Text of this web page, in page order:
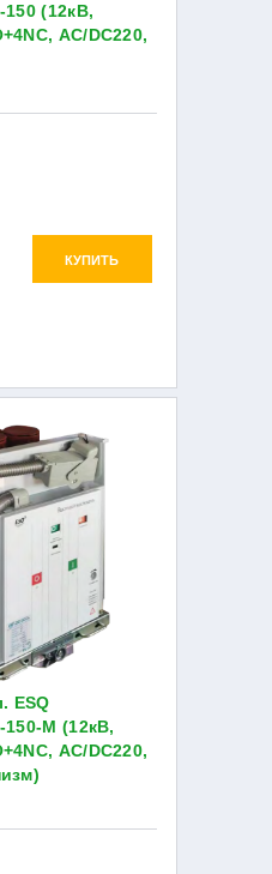
(12кВ,
AC/DC220,
КУПИТЬ
ESQ
150-М (12кВ,
AC/DC220,